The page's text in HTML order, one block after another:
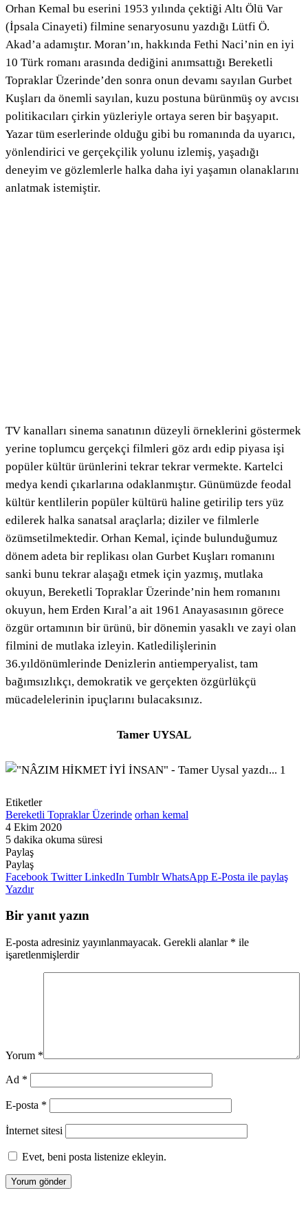
Orhan Kemal bu eserini 1953 yılında çektiği Altı Ölü Var
(İpsala Cinayeti) filmine senaryosunu yazdığı Lütfi Ö.
Akad’a adamıştır. Moran’ın, hakkında Fethi Naci’nin en iyi
10 Türk romanı arasında dediğini anımsattığı Bereketli
Topraklar Üzerinde’den sonra onun devamı sayılan Gurbet
Kuşları da önemli sayılan, kuzu postuna bürünmüş oy avcısı
politikacıları çirkin yüzleriyle ortaya seren bir başyapıt.
Yazar tüm eserlerinde olduğu gibi bu romanında da uyarıcı,
yönlendirici ve gerçekçilik yolunu izlemiş, yaşadığı
deneyim ve gözlemlerle halka daha iyi yaşamın olanaklarını
anlatmak istemiştir.
TV kanalları sinema sanatının düzeyli örneklerini göstermek
yerine toplumcu gerçekçi filmleri göz ardı edip piyasa işi
popüler kültür ürünlerini tekrar tekrar vermekte. Kartelci
medya kendi çıkarlarına odaklanmıştır. Günümüzde feodal
kültür kentlilerin popüler kültürü haline getirilip ters yüz
edilerek halka sanatsal araçlarla; diziler ve filmlerle
özümsetilmektedir. Orhan Kemal, içinde bulunduğumuz
dönem adeta bir replikası olan Gurbet Kuşları romanını
sanki bunu tekrar alaşağı etmek için yazmış, mutlaka
okuyun, Bereketli Topraklar Üzerinde’nin hem romanını
okuyun, hem Erden Kıral’a ait 1961 Anayasasının görece
özgür ortamının bir ürünü, bir dönemin yasaklı ve zayi olan
filmini de mutlaka izleyin. Katledilişlerinin
36.yıldönümlerinde Denizlerin antiemperyalist, tam
bağımsızlıkçı, demokratik ve gerçekten özgürlükçü
mücadelelerinin ipuçlarını bulacaksınız.
Tamer UYSAL
Etiketler
Bereketli Topraklar Üzerinde orhan kemal
4 Ekim 2020
5 dakika okuma süresi
Paylaş
Facebook
Twitter
LinkedIn
Pinterest
Messenger
Messenger
WhatsApp
Telegram
E-
Posta
ile
Yazdır
Paylaş
Facebook Twitter LinkedIn Tumblr WhatsApp E-Posta ile paylaş
Yazdır
Bir yanıt yazın
E-posta adresiniz yayınlanmayacak. Gerekli alanlar * ile
işaretlenmişlerdir
Yorum *
Ad *
E-posta *
İnternet sitesi
Evet, beni posta listenize ekleyin.